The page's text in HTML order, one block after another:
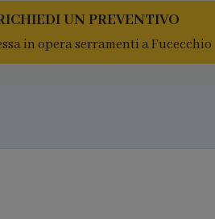
UN PREVENTIVO
in opera serramenti a Fucecchio